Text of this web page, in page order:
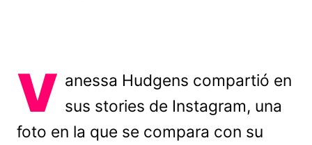
V anessa Hudgens compartió en
sus stories de Instagram, una
foto en la que se compara con su